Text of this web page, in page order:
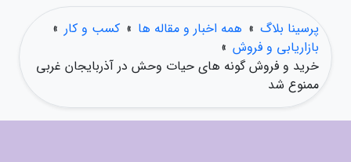
پرسینا بلاگ » همه اخبار و مقاله ها » کسب و کار »
بازاریابی و فروش »
خرید و فروش گونه های حیات وحش در آذربایجان غربی
ممنوع شد